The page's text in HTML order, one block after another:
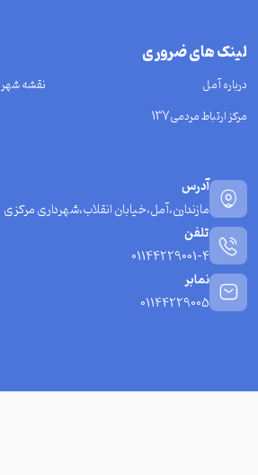
لینک های ضروری
درباره آمل
نقشه شهر
مرکز ارتباط مردمی137
آدرس
مازندارن،آمل،خیابان انقلاب،شهرداری مرکزی
تلفن
01144229001-4
نمابر
01144229005